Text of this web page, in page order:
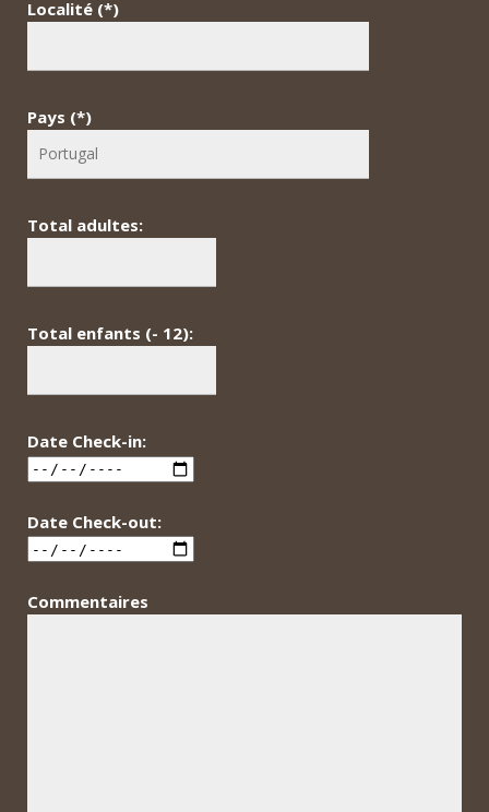
Localité (*)
Pays (*)
Total adultes:
Total enfants (- 12):
Date Check-in:
Date Check-out:
Commentaires